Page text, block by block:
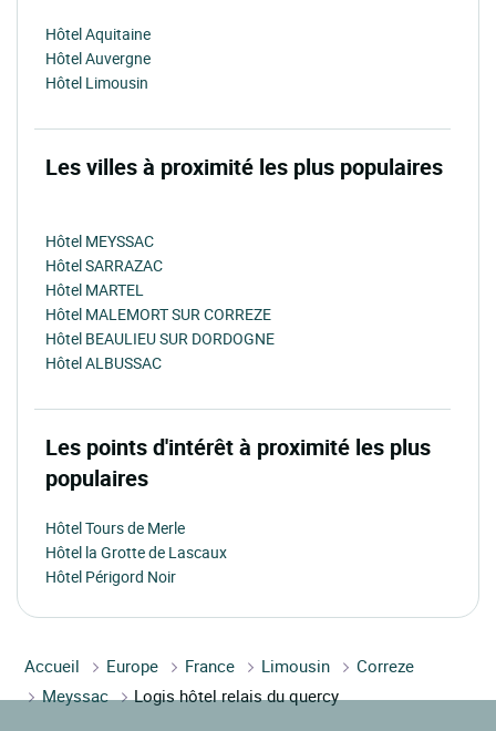
Hôtel Aquitaine
Hôtel Auvergne
Hôtel Limousin
Les villes à proximité les plus populaires
Hôtel MEYSSAC
Hôtel SARRAZAC
Hôtel MARTEL
Hôtel MALEMORT SUR CORREZE
Hôtel BEAULIEU SUR DORDOGNE
Hôtel ALBUSSAC
Les points d'intérêt à proximité les plus
populaires
Hôtel Tours de Merle
Hôtel la Grotte de Lascaux
Hôtel Périgord Noir
Accueil Europe France Limousin
Correze
Meyssac
Logis hôtel relais du quercy